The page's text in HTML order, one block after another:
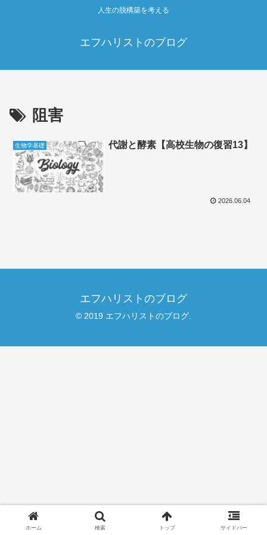
人生の脱構築を考える
エフハリストのブログ
阻害
生物学基礎 代謝と酵素【高校生物の復習13】
2026.06.04
エフハリストのブログ
© 2019 エフハリストのブログ.
ホーム 検索 トップ サイドバー